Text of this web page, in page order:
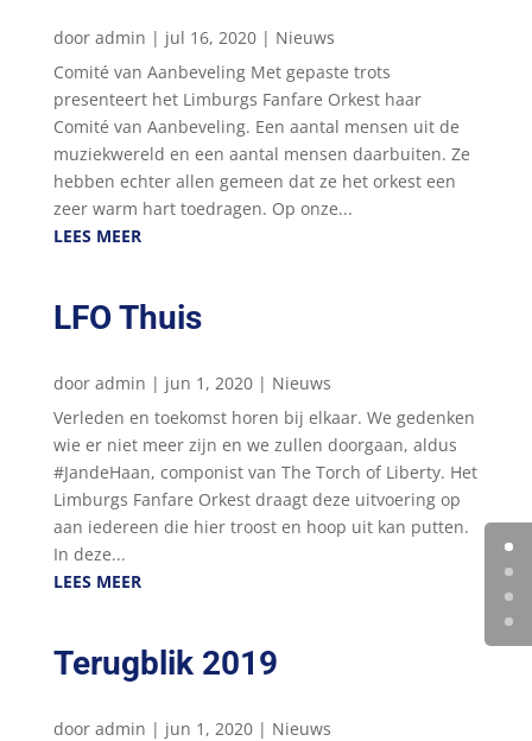
door admin | jul 16, 2020| Nieuws
Comité van Aanbeveling Met gepaste trots
presenteert het Limburgs Fanfare Orkest haar
Comité van Aanbeveling. Een aantal mensen uit de
muziekwereld en een aantal mensen daarbuiten. Ze
hebben echter allen gemeen dat ze het orkest een
zeer warm hart toedragen. Op onze...
LEES MEER
LFO Thuis
door admin | jun 1, 2020| Nieuws
Verleden en toekomst horen bij elkaar. We gedenken
wie er niet meer zijn en we zullen doorgaan, aldus
#JandeHaan, componist van The Torch of Liberty. Het
Limburgs Fanfare Orkest draagt deze uitvoering op
aan iedereen die hier troost en hoop uit kan putten.
In deze...
LEES MEER
Terugblik 2019
door admin | jun 1, 2020| Nieuws